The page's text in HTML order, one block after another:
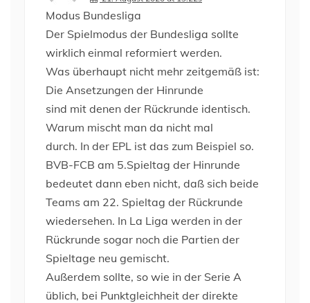
Modus Bundesliga
Der Spielmodus der Bundesliga sollte
wirklich einmal reformiert werden.
Was überhaupt nicht mehr zeitgemäß ist:
Die Ansetzungen der Hinrunde
sind mit denen der Rückrunde identisch.
Warum mischt man da nicht mal
durch. In der EPL ist das zum Beispiel so.
BVB-FCB am 5.Spieltag der Hinrunde
bedeutet dann eben nicht, daß sich beide
Teams am 22. Spieltag der Rückrunde
wiedersehen. In La Liga werden in der
Rückrunde sogar noch die Partien der
Spieltage neu gemischt.
Außerdem sollte, so wie in der Serie A
üblich, bei Punktgleichheit der direkte